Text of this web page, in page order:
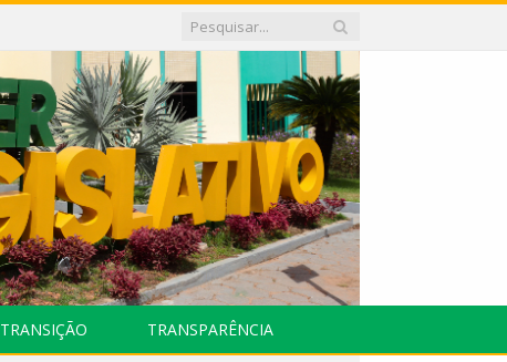
TRANSIÇÃO TRANSPARÊNCIA